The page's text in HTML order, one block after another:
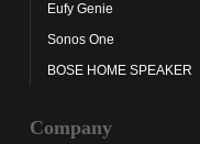
Eufy Genie
Sonos One
BOSE HOME SPEAKER
Company